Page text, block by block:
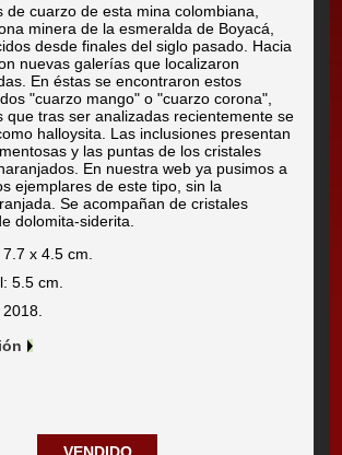
de cuarzo de esta mina colombiana,
minera de la esmeralda de Boyacá,
desde finales del siglo pasado. Hacia
nuevas galerías que localizaron
En éstas se encontraron estos
"cuarzo mango" o "cuarzo corona",
que tras ser analizadas recientemente se
halloysita. Las inclusiones presentan
y las puntas de los cristales
En nuestra web ya pusimos a
ejemplares de este tipo, sin la
Se acompañan de cristales
dolomita-siderita.
x 4.5 cm.
5.5 cm.